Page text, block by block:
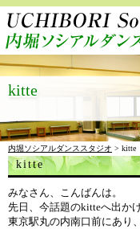
kitte
内堀ソシアルダンススタジオ > kitte
kitte
みなさん、こんばんは。
先日、今話題のkitteへ出か
東京駅丸の内南口前にあり